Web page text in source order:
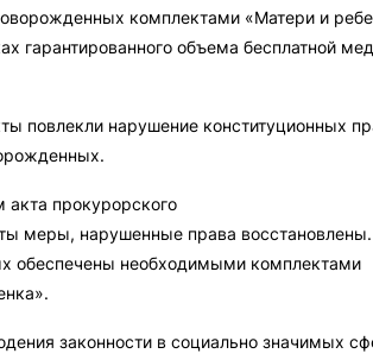
комплектами «Матери и
гарантированного объема бесплатной
повлекли нарушение конституционных
акта прокурорского
меры, нарушенные права восстановлены.
обеспечены необходимыми комплектами
законности в социально значимых